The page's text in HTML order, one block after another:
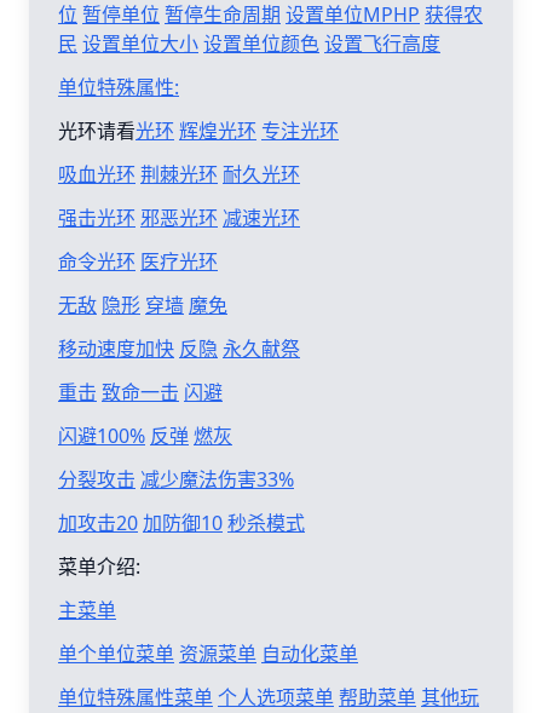
位 暂停单位 暂停生命周期 设置单位MPHP 获得农
民 设置单位大小设置单位颜色设置飞行高度
单位特殊属性:
光环请看光环 辉煌光环 专注光环
吸血光环 荆棘光环 耐久光环
强击光环 邪恶光环 减速光环
命令光环 医疗光环
无敌 隐形 穿墙 魔免
移动速度加快 反隐 永久献祭
重击 致命一击 闪避
闪避100% 反弹燃灰
分裂攻击 减少魔法伤害33%
加攻击20加防御10秒杀模式
菜单介绍:
主菜单
单个单位菜单 资源菜单 自动化菜单
单位特殊属性菜单个人选项菜单帮助菜单其他玩